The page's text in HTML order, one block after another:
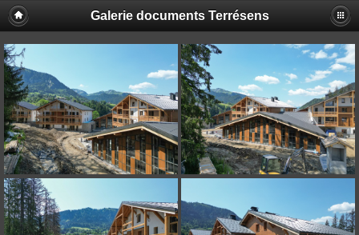
Galerie documents Terrésens